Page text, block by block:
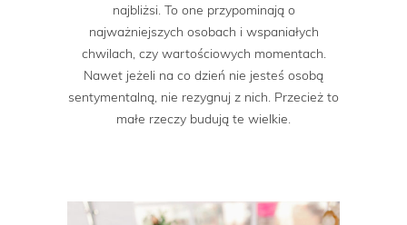
najbliżsi. To one przypominają o
najważniejszych osobach i wspaniałych
chwilach, czy wartościowych momentach.
Nawet jeżeli na co dzień nie jesteś osobą
sentymentalną, nie rezygnuj z nich. Przecież to
małe rzeczy budują te wielkie.